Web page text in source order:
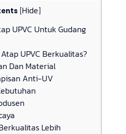
Hide
UPVC Untuk Gudang
UPVC Berkualitas?
Dan Material
Anti-UV
Lebih